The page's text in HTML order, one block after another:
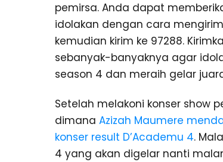
pemirsa. Anda dapat
idolakan dengan cara
kemudian kirim ke 97288.
sebanyak-banyaknya agar
season 4 dan meraih gelar
Setelah melakoni konser show
dimana Azizah Maumere
konser result D’Academu 4.
4 yang akan digelar nanti